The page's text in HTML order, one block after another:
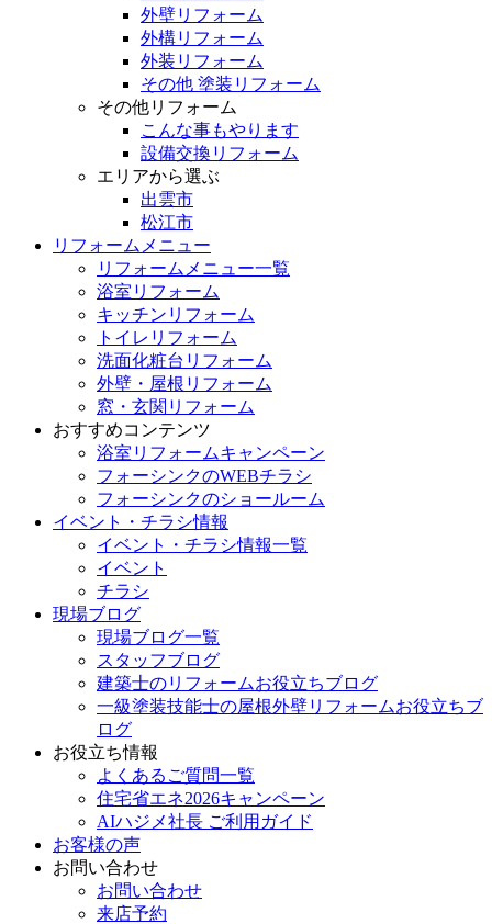
外壁リフォーム
外構リフォーム
外装リフォーム
その他 塗装リフォーム
その他リフォーム
こんな事もやります
設備交換リフォーム
エリアから選ぶ
出雲市
松江市
リフォームメニュー
リフォームメニュー一覧
浴室リフォーム
キッチンリフォーム
トイレリフォーム
洗面化粧台リフォーム
外壁・屋根リフォーム
窓・玄関リフォーム
おすすめコンテンツ
浴室リフォームキャンペーン
フォーシンクのWEBチラシ
フォーシンクのショールーム
イベント・チラシ情報
イベント・チラシ情報一覧
イベント
チラシ
現場ブログ
現場ブログ一覧
スタッフブログ
建築士のリフォームお役立ちブログ
一級塗装技能士の屋根外壁リフォームお役立ちブ
ログ
お役立ち情報
よくあるご質問一覧
住宅省エネ2026キャンペーン
AIハジメ社長 ご利用ガイド
お客様の声
お問い合わせ
お問い合わせ
来店予約